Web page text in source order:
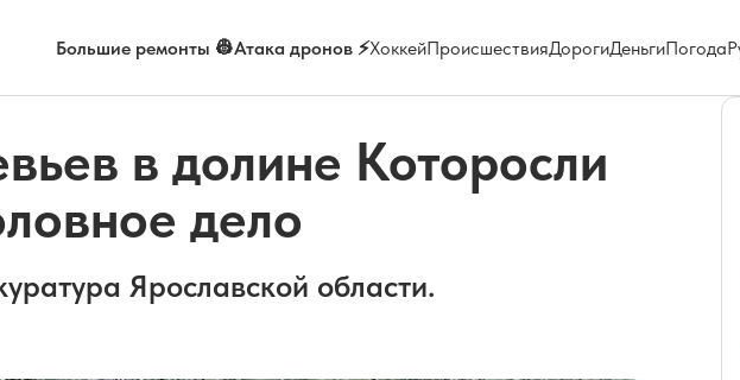
Большие ремонты 👷Атака дронов ⚡ХоккейПроисшествияДорогиДеньгиПогода
в долине Которосли
дело
Ярославской области.